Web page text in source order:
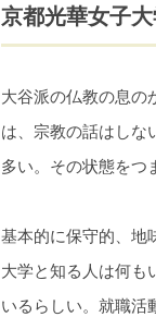
京都光華女子
大谷派の仏教の息の
は、宗教の話はしな
多い。その状態をつ
基本的に保守的、地
大学と知る人は何も
いるらしい。就職活